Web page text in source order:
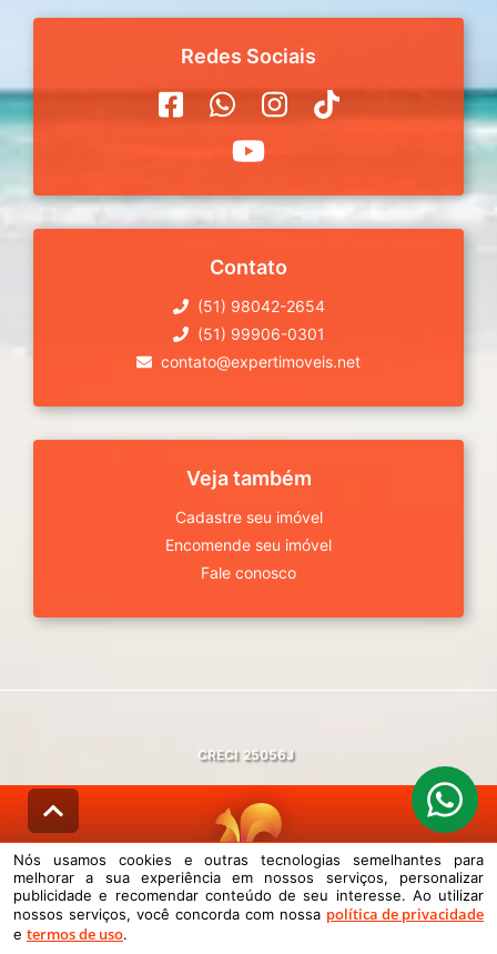
Redes Sociais
Contato
(51) 98042-2654
(51) 99906-0301
contato@expertimoveis.net
Veja também
Cadastre seu imóvel
Encomende seu imóvel
Fale conosco
CRECI 25056J
© DESENVOLVIDO PELAAGIL.NET
Nós usamos cookies e outras tecnologias semelhantes para melhorar a
sua experiência em nossos serviços, personalizar publicidade e
Nós usamos cookies e outras tecnologias semelhantes para
melhorar a sua experiência em nossos serviços, personalizar
publicidade e recomendar conteúdo de seu interesse. Ao utilizar
nossos serviços, você concorda com nossa política de privacidade
e termos de uso.